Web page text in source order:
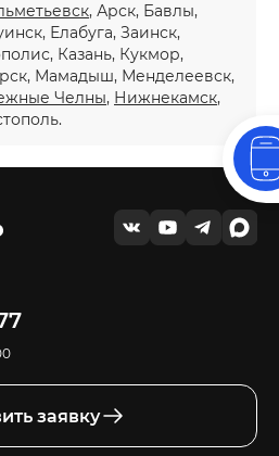
, Арск, Бавлы,
Елабуга, Заинск,
Казань, Кукмор,
Мамадыш, Менделеевск,
Челны, Нижнекамск,
заявку